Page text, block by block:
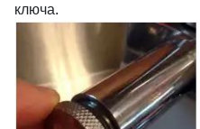
ключа.